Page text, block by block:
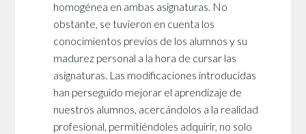
homogénea en ambas asignaturas. No
obstante, se tuvieron en cuenta los
conocimientos previos de los alumnos y su
madurez personal a la hora de cursar las
asignaturas. Las modificaciones introducidas
han perseguido mejorar el aprendizaje de
nuestros alumnos, acercándolos a la realidad
profesional, permitiéndoles adquirir, no solo